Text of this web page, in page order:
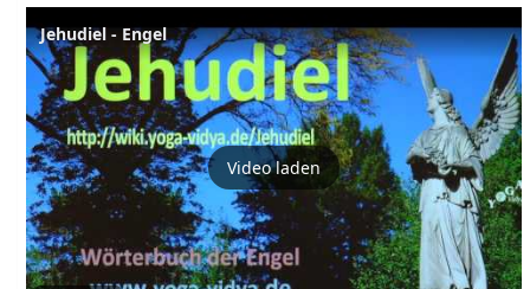
Jehudiel - Engel
Video laden